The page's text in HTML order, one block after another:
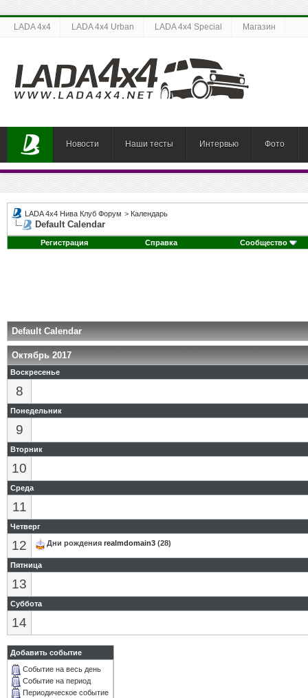
LADA 4x4 LADA 4x4 Urban LADA 4x4 Special Магазин
Новости Наши тесты Интервью Фото
LADA 4x4 Нива Клуб Форум > Календарь
Default Calendar
Регистрация Справка Сообщество
Default Calendar
Октябрь 2017
Воскресенье
8
Понедельник
9
Вторник
10
Среда
11
Четверг
12 Дни рождения realmdomain3 (28)
Пятница
13
Суббота
14
Добавить событие
Событие на весь день
Событие на период
Периодическое событие